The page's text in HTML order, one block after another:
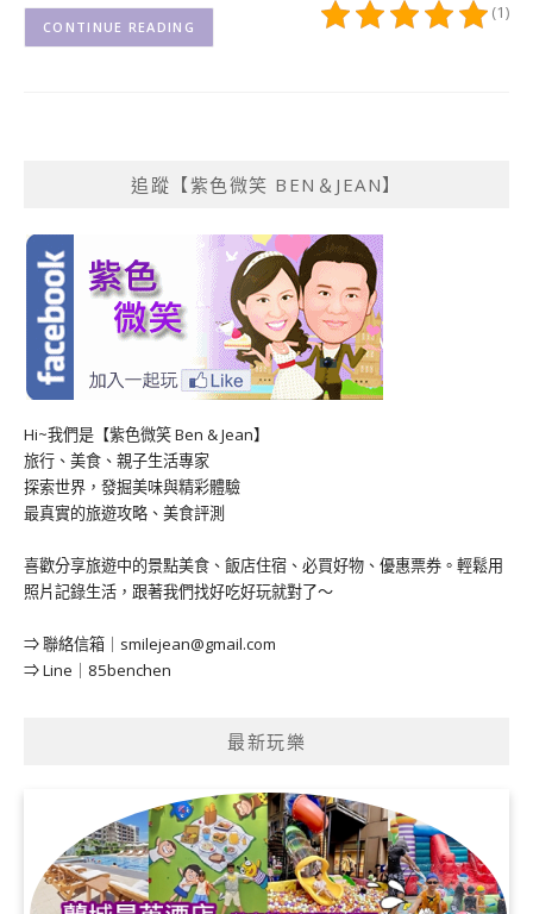
(1)
CONTINUE READING
追蹤【紫色微笑 BEN＆JEAN】
Hi~我們是【紫色微笑 Ben & Jean】
旅行、美食、親子生活專家
探索世界，發掘美味與精彩體驗
最真實的旅遊攻略、美食評測
喜歡分享旅遊中的景點美食、飯店住宿、必買好物、優惠票券。輕鬆用
照片記錄生活，跟著我們找好吃好玩就對了～
⇒ 聯絡信箱｜ smilejean@gmail.com
⇒ Line｜85benchen
最新玩樂